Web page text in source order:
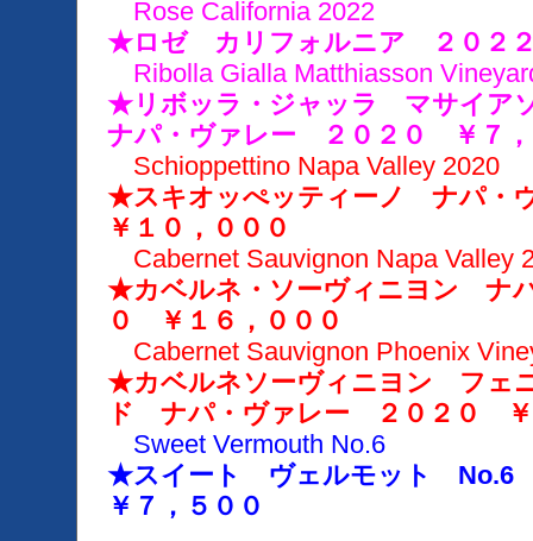
Rose California 2022
★ロゼ カリフォルニア ２０２
Ribolla Gialla Matthiasson
★リボッラ・ジャッラ マサイア
ナパ・ヴァレー ２０２０ ￥７，
Schioppettino Napa Valley 2020
★スキオッぺッティーノ ナパ
￥１０，０００
Cabernet Sauvignon Napa Valley
★カベルネ・ソーヴィニヨン ナ
０ ￥１６，０００
Cabernet Sauvignon Phoenix
★カベルネソーヴィニヨン フェ
ド ナパ・ヴァレー ２０２０ ￥
Sweet Vermouth No.6
★スイート ヴェルモット No.6
￥７，５００